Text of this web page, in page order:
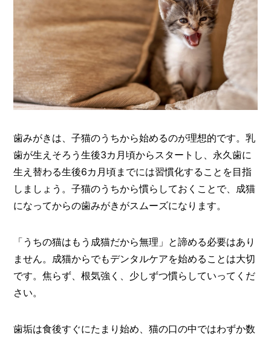
歯みがきは、子猫のうちから始めるのが理想的です。乳
歯が生えそろう生後3カ月頃からスタートし、永久歯に
生え替わる生後6カ月頃までには習慣化することを目指
しましょう。子猫のうちから慣らしておくことで、成猫
になってからの歯みがきがスムーズになります。
「うちの猫はもう成猫だから無理」と諦める必要はあり
ません。成猫からでもデンタルケアを始めることは大切
です。焦らず、根気強く、少しずつ慣らしていってくだ
さい。
歯垢は食後すぐにたまり始め、猫の口の中ではわずか数